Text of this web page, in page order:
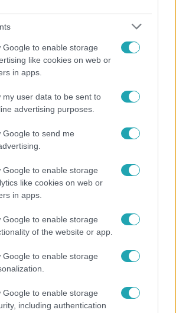
Google to enable storage
like cookies on web or
in apps.
my user data to be sent to
advertising purposes.
Google to send me
Google to enable storage
like cookies on web or
in apps.
Google to enable storage
of the website or app.
Google to enable storage
Google to enable storage
including authentication
#CSUJA IMRE